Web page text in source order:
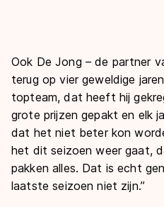
Ook De Jong – de partner
terug op vier geweldige
topteam, dat heeft hij
grote prijzen gepakt en elk
dat het niet beter kon
het dit seizoen weer gaat,
pakken alles. Dat is echt
laatste seizoen niet zijn.’’